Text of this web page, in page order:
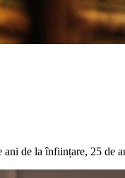
de la înființare, 25 de